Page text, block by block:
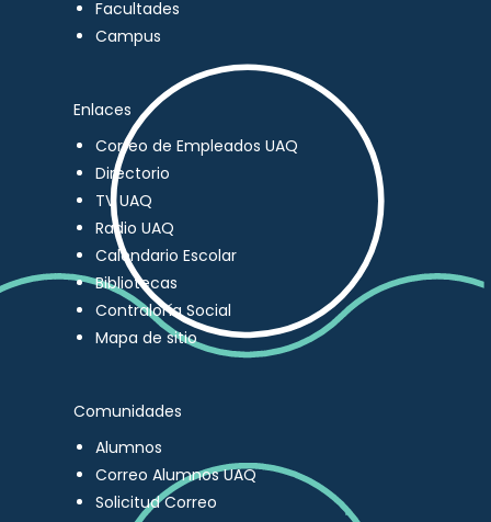
Facultades
Campus
Enlaces
Correo de Empleados UAQ
Directorio
TV UAQ
Radio UAQ
Calendario Escolar
Bibliotecas
Contraloría Social
Mapa de sitio
Comunidades
Alumnos
Correo Alumnos UAQ
Solicitud Correo